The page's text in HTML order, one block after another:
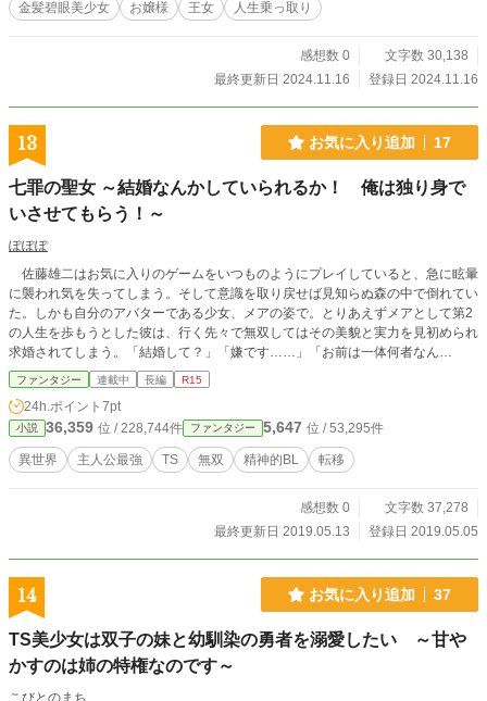
金髪碧眼美少女 お嬢様 王女 人生乗っ取り
感想数 0
文字数 30,138
最終更新日 2024.11.16
登録日 2024.11.16
13 お気に入り追加 17
七罪の聖女 ～結婚なんかしていられるか！ 俺は独り身で
いさせてもらう！～
ぽぽぽ
佐藤雄二はお気に入りのゲームをいつものようにプレイしていると、急に眩暈
に襲われ気を失ってしまう。そして意識を取り戻せば見知らぬ森の中で倒れてい
た。しかも自分のアバターである少女、メアの姿で。とりあえずメアとして第2
の人生を歩もうとした彼は、行く先々で無双してはその美貌と実力を見初められ
求婚されてしまう。「結婚して？」「嫌です……」「お前は一体何者なん
だ……？」「通りすがりの美少女ですよ？」これはそんな物語。 ※精神的BL
のタグは保険です。シチュエーションによってはそう思ってしまう方がいるかも
しれないので。この作品は小説家になろう様にも投稿しています。
ファンタジー 連載中 長編 R15
24h.ポイント 7pt
小説 36,359 位 / 228,744件 ファンタジー 5,647 位 / 53,295件
異世界 主人公最強 TS 無双 精神的BL 転移
感想数 0
文字数 37,278
最終更新日 2019.05.13
登録日 2019.05.05
14 お気に入り追加 37
TS美少女は双子の妹と幼馴染の勇者を溺愛したい ～甘や
かすのは姉の特権なのです～
こびとのまち